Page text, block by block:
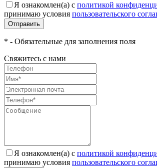
Я ознакомлен(а) с политикой
принимаю условия пользовательского
Отправить
* - Обязательные для заполнения поля
Свяжитесь с нами
Я ознакомлен(а) с политикой
принимаю условия пользовательского